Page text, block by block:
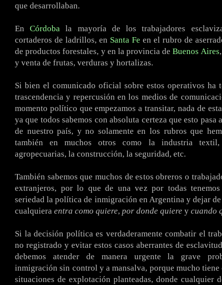
que desarrollaban.
EnCórdoba la mayoría de los trabajadores
cortaderos de ladrillos, en Santa Fe en el rubro de
de productos forestales, y en la provincia deBuenos Aires
y venta de frutas, verduras y hortalizas.
Si bien el comunicado oficial sobre estos operativos ha
trascendencia y repercusión en los medios de
momento político que empezamos a transitar, nada de
ya que todos sabemos con absoluta certeza que esto pasa
de nuestro país, y no solamente en los rubros que
también en muchos otros como la industria textil,
agropecuarias, la construcción, la seguridad, etc.
También sabemos que muchos de estos obreros o
extranjeros, por lo que de una vez por todas
seriedad la política de inmigración en Argentina y dejar
cualquiera entra como quiere, por donde quiere y cuando
Si la decisión política es verdaderamente combatir el
no registrado y evitar estos casos aberrantes de
debemos atender de manera urgente la grave
inmigración sin control y a mansalva, porque mucho tiene
situaciones de explotación planteadas, donde cualquier